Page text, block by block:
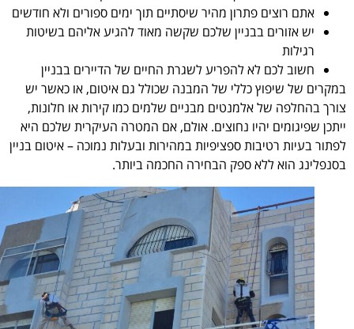
אתם רוצים פתרון מהיר שיסתיים תוך ימים ספורים ולא חודשים
יש אזורים בבניין שלכם שקשה מאוד להגיע אליהם בשיטות
רגילות
חשוב לכם לא להפריע לשגרת החיים של הדיירים בבניין
במקרים של שיפוץ כללי של המבנה שכולל גם איטום, או כאשר יש
צורך בהחלפה של אלמנטים מבניים שלמים כמו קירות או חלונות,
ייתכן שפיגומים יהיו נחוצים. אולם, אם המטרה העיקרית שלכם היא
לפתור בעיות רטיבות ספציפיות במהירות ובעלות נמוכה – איטום בניין
בסנפלינג הוא ללא ספק הבחירה החכמה ביותר.